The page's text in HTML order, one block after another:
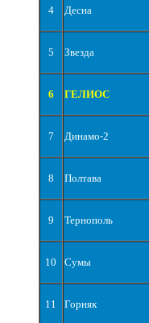
4 Десна
5 Звезда
6 ГЕЛИОС
7 Динамо-2
8 Полтава
9 Тернополь
10 Сумы
11 Горняк